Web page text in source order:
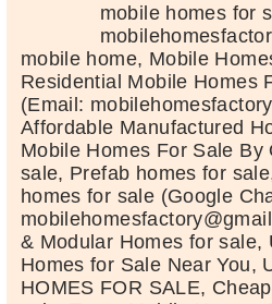
mobile homes for
mobile home, Mobile
Residential Mobile Homes
(Email:
Affordable Manufactured
Mobile Homes For Sale
sale, Prefab homes for
homes for sale (Google
& Modular Homes for sale,
Homes for Sale Near You,
HOMES FOR SALE,